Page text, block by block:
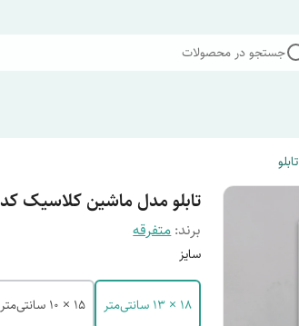
جستجو در محصولات
تابلو
تابلو مدل ماشین کلاسیک کد LA-G10235
برند:متفرقه
سایز
18 × 13 سانتی‌متر 15 × 10 سانتی‌متر